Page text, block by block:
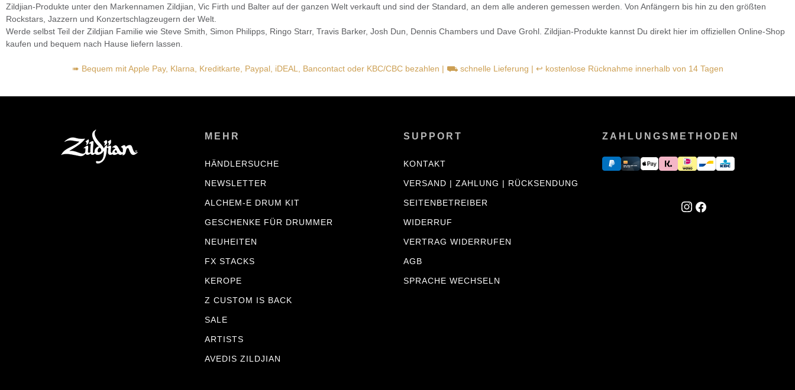
Zildjian-Produkte unter den Markennamen Zildjian, Vic Firth und Balter auf der ganzen Welt verkauft und sind der Standard, an dem alle anderen gemessen werden. Von Anfängern bis hin zu den größten
Rockstars, Jazzern und Konzertschlagzeugern der Welt.
Werde selbst Teil der Zildjian Familie wie Steve Smith, Simon Philipps, Ringo Starr, Travis Barker, Josh Dun, Dennis Chambers und Dave Grohl. Zildjian-Produkte kannst Du direkt hier im offiziellen Online-Shop
kaufen und bequem nach Hause liefern lassen.
➠ Bequem mit Apple Pay, Klarna, Kreditkarte, Paypal, iDEAL, Bancontact oder KBC/CBC bezahlen | ⛟ schnelle Lieferung | ↩ kostenlose Rücknahme innerhalb von 14 Tagen
MEHR
HÄNDLERSUCHE
NEWSLETTER
ALCHEM-E DRUM KIT
GESCHENKE FÜR DRUMMER
NEUHEITEN
FX STACKS
KEROPE
Z CUSTOM IS BACK
SALE
ARTISTS
AVEDIS ZILDJIAN
SUPPORT
KONTAKT
VERSAND | ZAHLUNG | RÜCKSENDUNG
SEITENBETREIBER
WIDERRUF
VERTRAG WIDERRUFEN
AGB
SPRACHE WECHSELN
ZAHLUNGSMETHODEN